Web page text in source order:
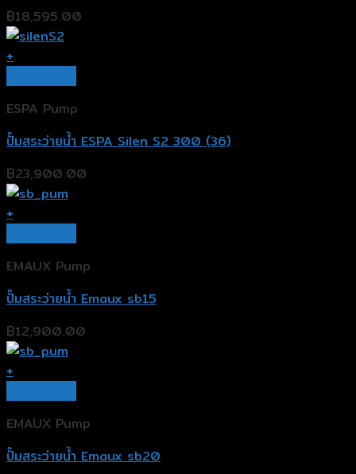
฿18,595.00
+
ESPA Pump
ปั๊มสระว่ายน้ำ ESPA Silen S2 300 (36)
฿23,900.00
+
EMAUX Pump
ปั๊มสระว่ายน้ำ Emaux sb15
฿12,900.00
+
EMAUX Pump
ปั๊มสระว่ายน้ำ Emaux sb20